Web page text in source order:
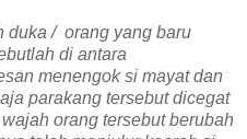
duka / orang yang baru
di antara
menengok si mayat dan
parakang tersebut dicegat
orang tersebut berubah